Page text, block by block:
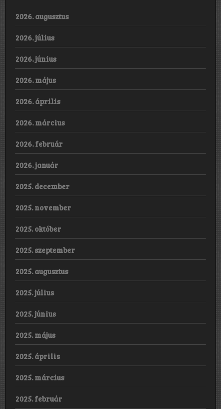
2026. augusztus
2026. július
2026. június
2026. május
2026. április
2026. március
2026. február
2026. január
2025. december
2025. november
2025. október
2025. szeptember
2025. augusztus
2025. július
2025. június
2025. május
2025. április
2025. március
2025. február